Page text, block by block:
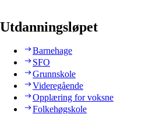
Utdanningsløpet
Barnehage
SFO
Grunnskole
Videregående
Opplæring for voksne
Folkehøgskole